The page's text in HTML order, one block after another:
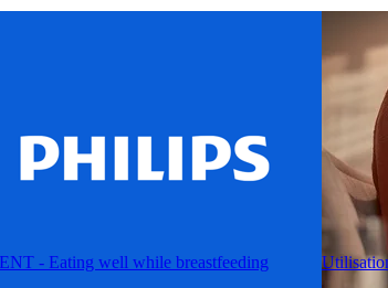
- Eating well while breastfeeding